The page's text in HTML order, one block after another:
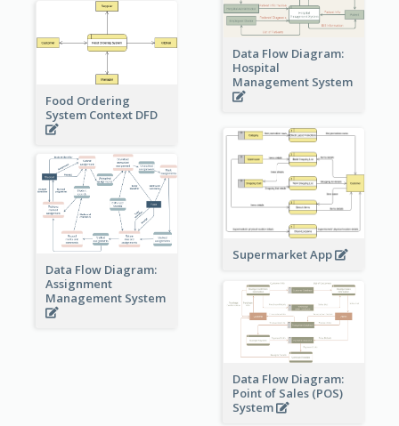
Data Flow Diagram:
Hospital
Management System
Food Ordering
System Context DFD
Supermarket App
Data Flow Diagram:
Assignment
Management System
Data Flow Diagram:
Point of Sales (POS)
System